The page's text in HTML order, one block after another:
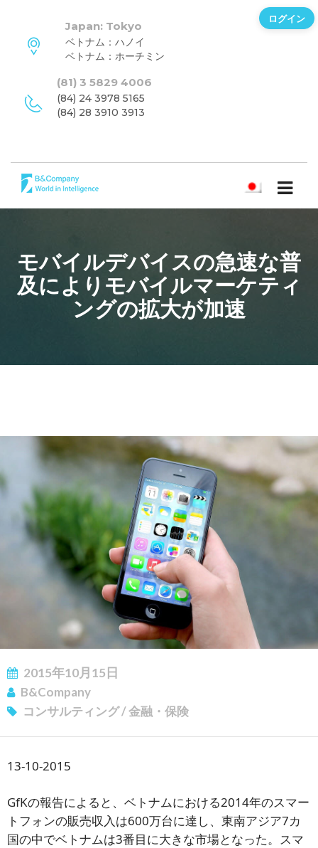
Japan: Tokyo
ベトナム：ハノイ
ベトナム：ホーチミン
(81) 3 5829 4006
(84) 24 3978 5165
(84) 28 3910 3913
日本語
モバイルデバイスの急速な普
及によりモバイルマーケティ
ングの拡大が加速
2015年10月15日
B&Company
コンサルティング/金融・保険
13-10-2015
GfKの報告によると、ベトナムにおける2014年のスマー
トフォンの販売収入は600万台に達し、東南アジア7カ
国の中でベトナムは3番目に大きな市場となった。スマ
ログイン
ニュースレターを購読する